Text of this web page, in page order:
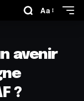
Aa
avenir
?